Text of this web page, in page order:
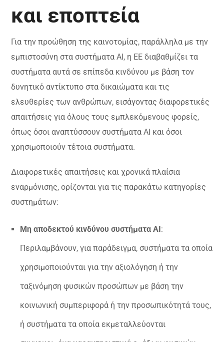
και εποπτεία
Για την προώθηση της καινοτομίας, παράλληλα με την
εμπιστοσύνη στα συστήματα ΑΙ, η ΕΕ διαβαθμίζει τα
συστήματα αυτά σε επίπεδα κινδύνου με βάση τον
δυνητικό αντίκτυπο στα δικαιώματα και τις
ελευθερίες των ανθρώπων, εισάγοντας διαφορετικές
απαιτήσεις για όλους τους εμπλεκόμενους φορείς,
όπως όσοι αναπτύσσουν συστήματα ΑΙ και όσοι
χρησιμοποιούν τέτοια συστήματα.
Διαφορετικές απαιτήσεις και χρονικά πλαίσια
εναρμόνισης, ορίζονται για τις παρακάτω κατηγορίες
συστημάτων:
Μη αποδεκτού κινδύνου συστήματα AI:
Περιλαμβάνουν, για παράδειγμα, συστήματα τα οποία
χρησιμοποιούνται για την αξιολόγηση ή την
ταξινόμηση φυσικών προσώπων με βάση την
κοινωνική συμπεριφορά ή την προσωπικότητά τους,
ή συστήματα τα οποία εκμεταλλεύονται